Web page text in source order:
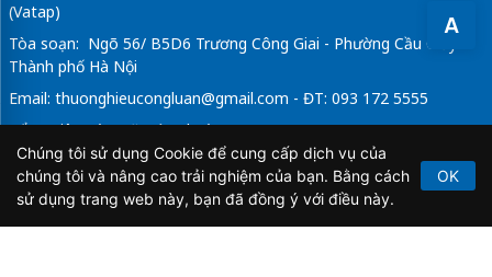
A
(Vatap)
Tòa soạn: Ngõ 56/ B5D6 Trương Công Giai - Phường Cầu Giấy -
Thành phố Hà Nội
Email: thuonghieucongluan@gmail.com - ĐT: 093 172 5555
Tổng Biên Tập: Vũ Đức Thuận
Giấy phép hoạt động báo chí điện tử số 64/GP-BTTTT do Bộ
Thông tin và Truyền thông cấp ngày 21/2/2020.
Chúng tôi sử dụng Cookie để cung cấp dịch vụ của
chúng tôi và nâng cao trải nghiệm của bạn. Bằng cách
sử dụng trang web này, bạn đã đồng ý với điều này.
OK